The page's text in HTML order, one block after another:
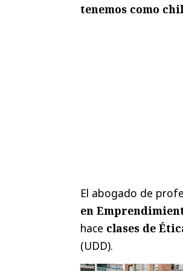
tenemos como
El abogado de
en
hace clases de
(UDD).